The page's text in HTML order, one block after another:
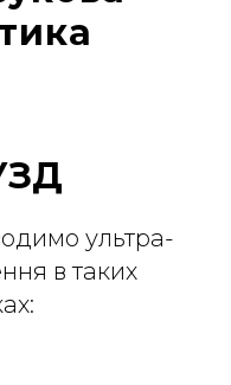
ультра-
в таких